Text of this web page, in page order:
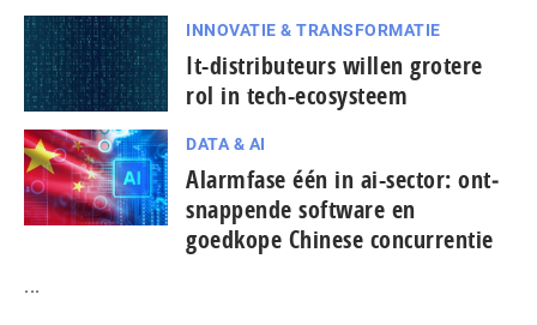
INNOVATIE & TRANSFORMATIE
It-dis­tri­bu­teurs willen grotere
rol in tech-ecosysteem
DATA & AI
Alarmfase één in ai-sector: ont­
snap­pen­de software en
goedkope Chinese con­cur­ren­tie
...